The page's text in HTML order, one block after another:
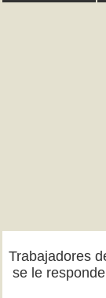
Trabajadores
se le